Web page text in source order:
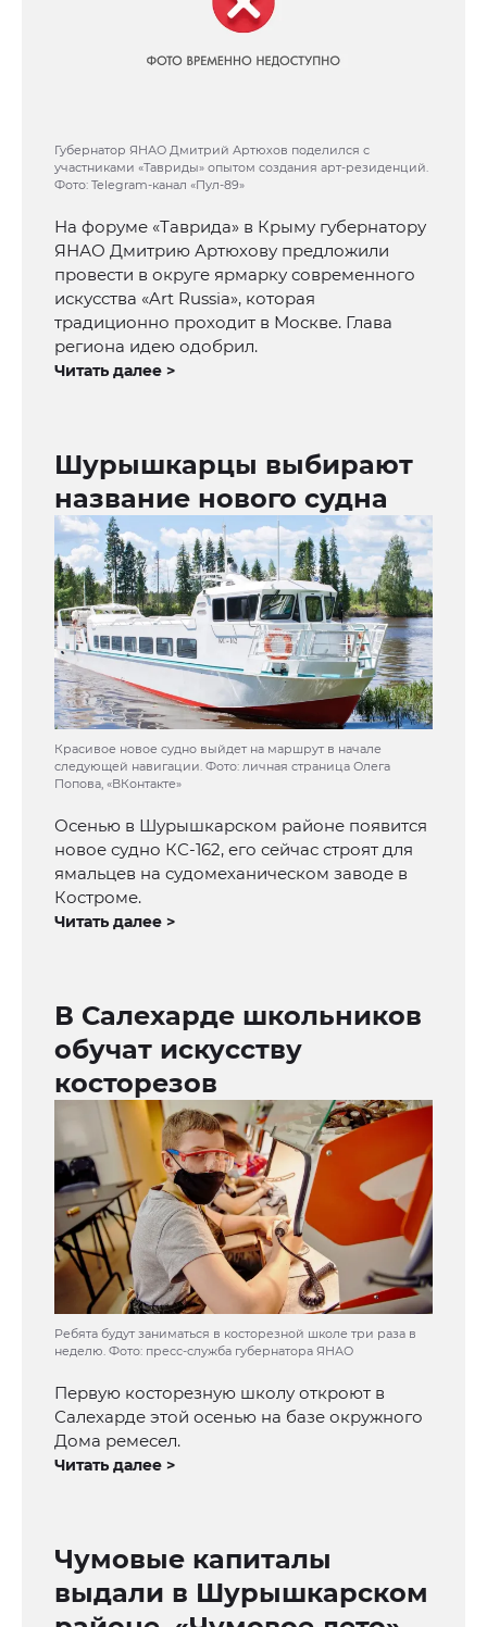
Губернатор ЯНАО Дмитрий Артюхов поделился с
участниками «Тавриды» опытом создания арт-резиденций.
Фото: Telegram-канал «Пул-89»
На форуме «Таврида» в Крыму губернатору
ЯНАО Дмитрию Артюхову предложили
провести в округе ярмарку современного
искусства «Art Russia», которая
традиционно проходит в Москве. Глава
региона идею одобрил.
Читать далее >
Шурышкарцы выбирают
название нового судна
Красивое новое судно выйдет на маршрут в начале
следующей навигации. Фото: личная страница Олега
Попова, «ВКонтакте»
Осенью в Шурышкарском районе появится
новое судно КС-162, его сейчас строят для
ямальцев на судомеханическом заводе в
Костроме.
Читать далее >
В Салехарде школьников
обучат искусству
косторезов
Ребята будут заниматься в косторезной школе три раза в
неделю. Фото: пресс-служба губернатора ЯНАО
Первую косторезную школу откроют в
Салехарде этой осенью на базе окружного
Дома ремесел.
Читать далее >
Чумовые капиталы
выдали в Шурышкарском